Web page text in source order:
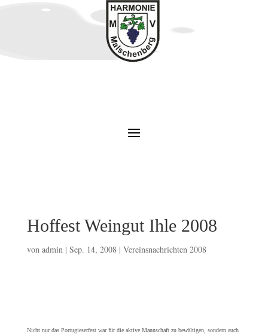
Hoffest Weingut Ihle 2008
von admin| Sep. 14, 2008| Vereinsnachrichten 2008
Nicht nur das Portugieserfest war für die aktive Mannschaft zu bewältigen, sondern auch